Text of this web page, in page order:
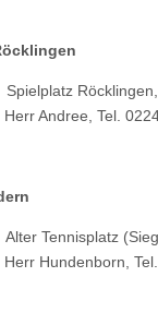
Röcklingen,
Andree, Tel.
Hundenborn, Tel.